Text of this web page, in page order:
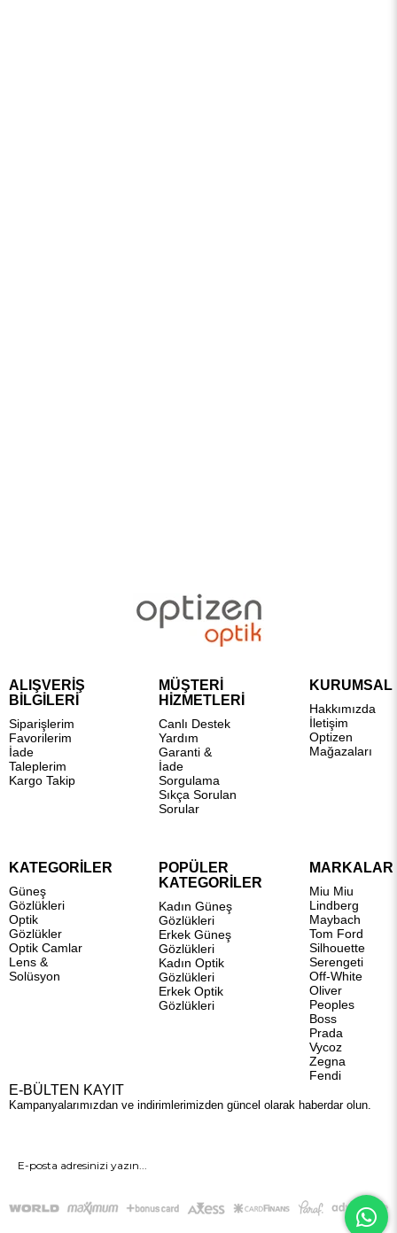
ALIŞVERİŞ
BİLGİLERİ
Siparişlerim
Favorilerim
İade
Taleplerim
Kargo Takip
MÜŞTERİ
HİZMETLERİ
Canlı Destek
Yardım
Garanti &
İade
Sorgulama
Sıkça Sorulan
Sorular
KURUMSAL
Hakkımızda
İletişim
Optizen
Mağazaları
KATEGORİLER
Güneş
Gözlükleri
Optik
Gözlükler
Optik Camlar
Lens &
Solüsyon
POPÜLER
KATEGORİLER
Kadın Güneş
Gözlükleri
Erkek Güneş
Gözlükleri
Kadın Optik
Gözlükleri
Erkek Optik
Gözlükleri
MARKALAR
Miu Miu
Lindberg
Maybach
Tom Ford
Silhouette
Serengeti
Off-White
Oliver
Peoples
Boss
Prada
Vycoz
Zegna
Fendi
E-BÜLTEN KAYIT
Kampanyalarımızdan ve indirimlerimizden güncel olarak haberdar olun.
GÖNDER